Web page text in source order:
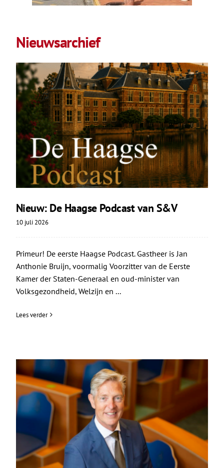
Nieuwsarchief
Nieuw: De Haagse Podcast van S&V
10 juli 2026
Primeur! De eerste Haagse Podcast. Gastheer is Jan
Anthonie Bruijn, voormalig Voorzitter van de Eerste
Kamer der Staten-Generaal en oud-minister van
Volksgezondheid, Welzijn en ...
Lees verder